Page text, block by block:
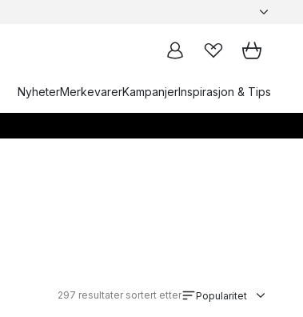
NyheterMerkevarerKampanjerInspirasjon & Tips
297 resultater sortert etter Popularitet